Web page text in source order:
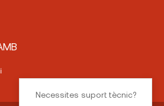
Necessites suport tècnic?